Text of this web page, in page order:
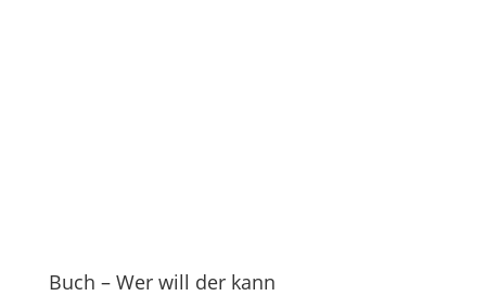
Buch – Wer will der kann